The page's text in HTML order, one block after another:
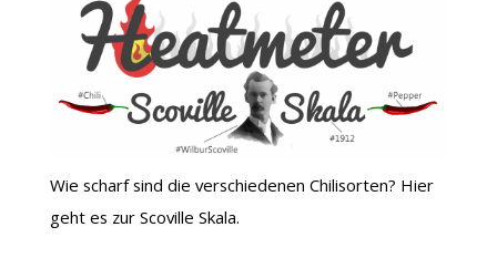
Wie scharf sind die verschiedenen Chilisorten? Hier
geht es zur Scoville Skala.